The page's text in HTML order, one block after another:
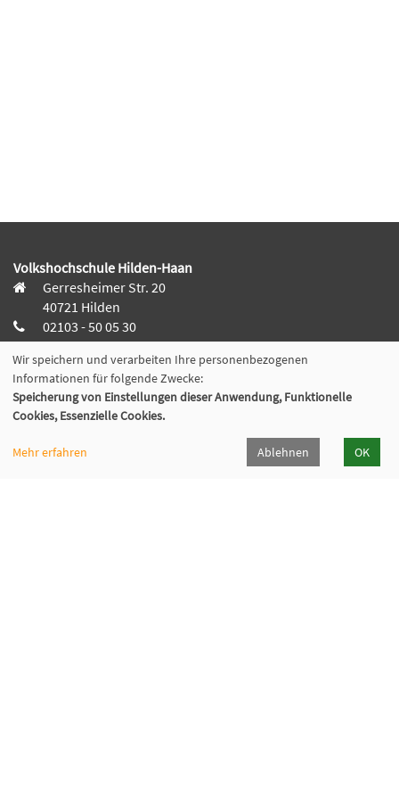
Volkshochschule Hilden-Haan
Gerresheimer Str. 20
40721 Hilden
02103 - 50 05 30
Dieker Str. 49
42781 Haan
02129 - 94 10 0
info@vhs-hilden-haan.de
Wir speichern und verarbeiten Ihre personenbezogenen
Informationen für folgende Zwecke:
Speicherung von Einstellungen dieser Anwendung, Funktionelle
Cookies, Essenzielle Cookies.
Mehr erfahren Ablehnen OK